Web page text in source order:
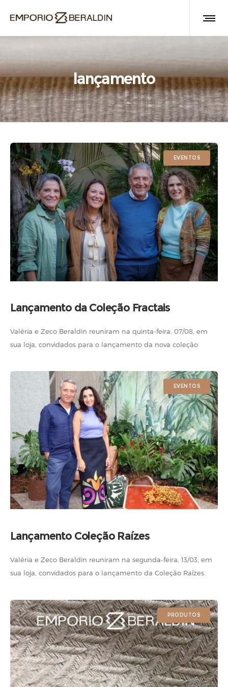
lançamento
EVENTOS
Lançamento da Coleção Fractais
Valéria e Zeco Beraldin reuniram na quinta-feira, 07/08, em
sua loja, convidados para o lançamento da nova coleção
Criação
EVENTOS
Lançamento Coleção Raízes
Valéria e Zeco Beraldin reuniram na segunda-feira, 13/03, em
sua loja, convidados para o lançamento da Coleção Raízes.
PRODUTOS